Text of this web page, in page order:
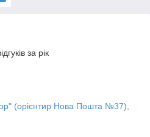
за рік
(орієнтир Нова Пошта №37),